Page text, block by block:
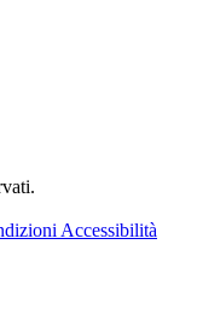
Accessibilità